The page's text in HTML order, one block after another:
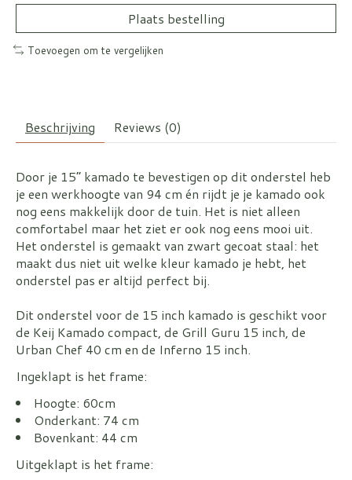
Plaats bestelling
Toevoegen om te vergelijken
Beschrijving Reviews (0)
Door je 15” kamado te bevestigen op dit onderstel heb
je een werkhoogte van 94 cm én rijdt je je kamado ook
nog eens makkelijk door de tuin. Het is niet alleen
comfortabel maar het ziet er ook nog eens mooi uit.
Het onderstel is gemaakt van zwart gecoat staal: het
maakt dus niet uit welke kleur kamado je hebt, het
onderstel pas er altijd perfect bij.
Dit onderstel voor de 15 inch kamado is geschikt voor
de Keij Kamado compact, de Grill Guru 15 inch, de
Urban Chef 40 cm en de Inferno 15 inch.
Ingeklapt is het frame:
Hoogte: 60cm
Onderkant: 74 cm
Bovenkant: 44 cm
Uitgeklapt is het frame: